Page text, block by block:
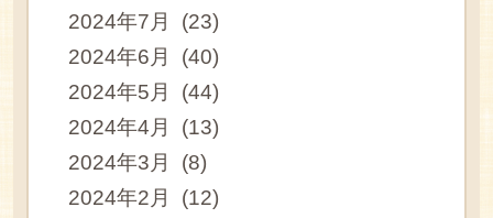
2024年7月 (23)
2024年6月 (40)
2024年5月 (44)
2024年4月 (13)
2024年3月 (8)
2024年2月 (12)